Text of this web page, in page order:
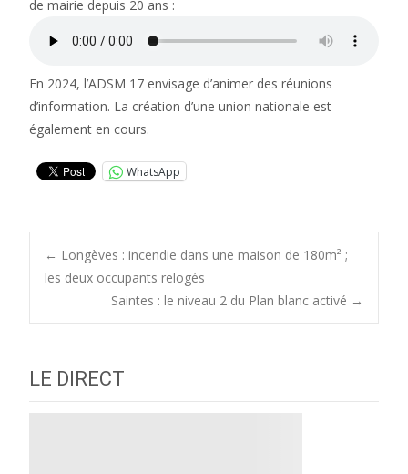
de mairie depuis 20 ans :
En 2024, l’ADSM 17 envisage d’animer des réunions
d’information. La création d’une union nationale est
également en cours.
WhatsApp
Post
navigation
← Longèves : incendie dans une maison de 180m² ;
les deux occupants relogés
Saintes : le niveau 2 du Plan blanc activé →
LE DIRECT